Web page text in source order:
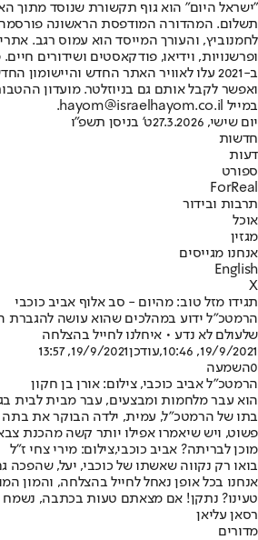
"ישראל היום" הוא גוף תקשורת שנוסד מתוך
ופרשנויות, וידיאו, פודקאסטים ושידורים
ב-2021 עלו לאוויר האתר החדש
ואפשר לקבל אותם גם בניוזלטר. מועדון
במייל hayom@israelhayom.co.il.
יום שישי, 27.3.2026
ט' בניסן תשפ"ו
חדשות
דעות
ספורט
ForReal
תרבות ובידור
אוכל
מגזין
אנחנו מגייסים
English
X
תגידו מזל טוב: מהיום - סב אלוף אביב כוכבי
הרמטכ"ל ידוע במהלכים שהוא עושה להגברת
שלעולם לא נדע • איחלנו לחייל בהצלחה
19/9/2021, 10:46
,עודכן19/9/2021, 13:57
0השמעה
הרמטכ"ל אביב כוכבי, צילום: אורן בן חקון
הוא עבר מלחמות ומבצעים, עבר מבית לבית
בתו של הרמטכ"ל, עמית, ילדה הבוקר את בתה
פשוט, ויש שיאמרו אפילו יותר קשה מהכנת
מוכן לבריתה? אביב כוכבי,צילום: מירי צחי ז"ל
בואו רק נקווה שאשתו של כוכבי, יעל, שהפכה
אנחנו בכל אופן נאחל לחייל בהצלחה, והמון
טעינו? נתקן! אם מצאתם טעות בכתבה,
רסאן עליאן
מדורים